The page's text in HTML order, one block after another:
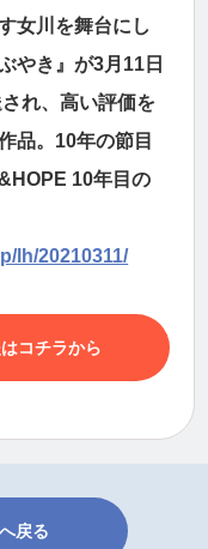
女川を舞台にし
やき』が3月11日
れ、高い評価を
品。10年の節目
10年目の
lh/20210311/
コチラから
戻る